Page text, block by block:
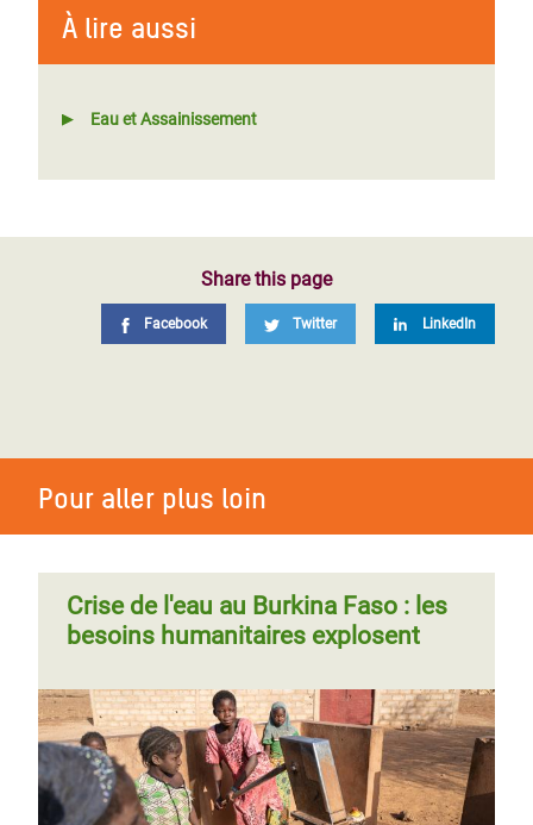
À lire aussi
Eau et Assainissement
Share this page
Facebook Twitter LinkedIn
Pour aller plus loin
Crise de l'eau au Burkina Faso : les
besoins humanitaires explosent